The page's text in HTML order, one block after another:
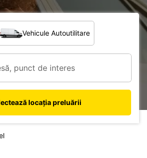
Vehicule Autoutilitare
locația preluării